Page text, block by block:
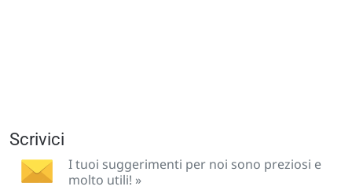
Scrivici
I tuoi suggerimenti per noi sono preziosi e
molto utili! »